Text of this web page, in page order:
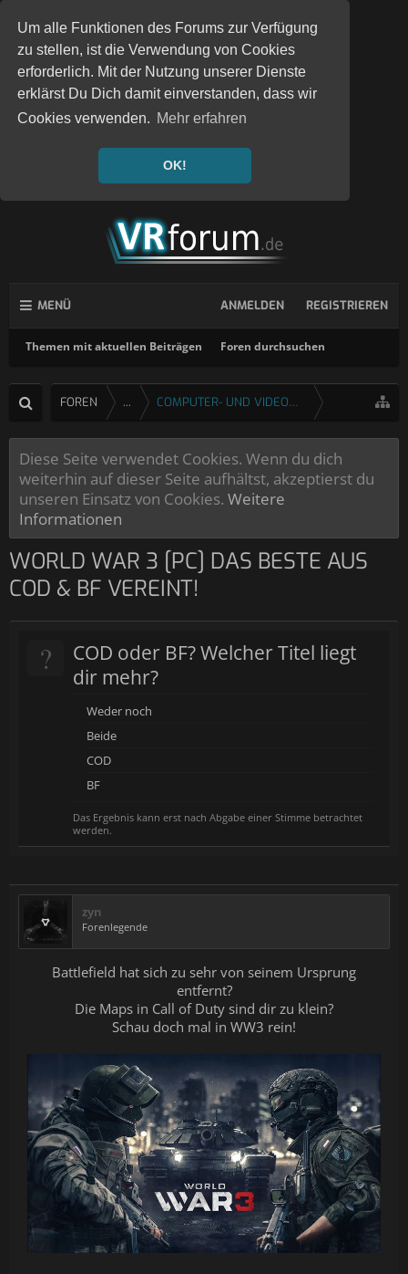
Um alle Funktionen des Forums zur Verfügung
zu stellen, ist die Verwendung von Cookies
erforderlich. Mit der Nutzung unserer Dienste
erklärst Du Dich damit einverstanden, dass wir
Cookies verwenden. Mehr erfahren
OK!
MENÜ
Themen mit aktuellen Beiträgen Foren durchsuchen
ANMELDEN REGISTRIEREN
FOREN ... COMPUTER- UND VIDEOSPIELE
Diese Seite verwendet Cookies. Wenn du dich
weiterhin auf dieser Seite aufhältst, akzeptierst du
unseren Einsatz von Cookies. Weitere
Informationen
WORLD WAR 3 [PC] DAS BESTE AUS
COD & BF VEREINT!
?
COD oder BF? Welcher Titel liegt
dir mehr?
Weder noch
Beide
COD
BF
Das Ergebnis kann erst nach Abgabe einer Stimme betrachtet
werden.
zyn
Forenlegende
Battlefield hat sich zu sehr von seinem Ursprung
entfernt?
Die Maps in Call of Duty sind dir zu klein?
Schau doch mal in WW3 rein!